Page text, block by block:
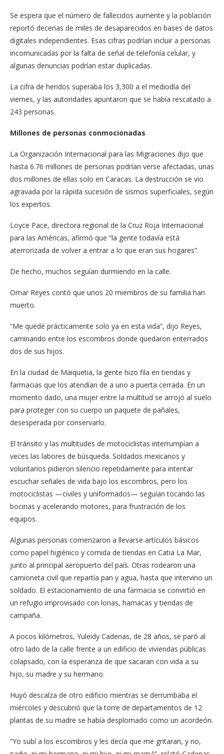
Se espera que el número de fallecidos aumente y la población
reportó decenas de miles de desaparecidos en bases de datos
digitales independientes. Esas cifras podrían incluir a personas
incomunicadas por la falta de señal de telefonía celular, y
algunas denuncias podrían estar duplicadas.
La cifra de heridos superaba los 3,300 a el mediodía del
viernes, y las autoridades apuntaron que se había rescatado a
243 personas.
Millones de personas conmocionadas
La Organización Internacional para las Migraciones dijo que
hasta 6.76 millones de personas podrían verse afectadas, unas
dos millones de ellas solo en Caracas. La destrucción se vio
agravada por la rápida sucesión de sismos superficiales, según
los expertos.
Loyce Pace, directora regional de la Cruz Roja Internacional
para las Américas, afirmó que “la gente todavía está
aterrorizada de volver a entrar a lo que eran sus hogares”.
De hecho, muchos seguían durmiendo en la calle.
Omar Reyes contó que unos 20 miembros de su familia han
muerto.
“Me quedé prácticamente solo ya en esta vida”, dijo Reyes,
caminando entre los escombros donde quedaron enterrados
dos de sus hijos.
En la ciudad de Maiquetia, la gente hizo fila en tiendas y
farmacias que los atendían de a uno a puerta cerrada. En un
momento dado, una mujer entre la multitud se arrojó al suelo
para proteger con su cuerpo un paquete de pañales,
desesperada por conservarlo.
El tránsito y las multitudes de motociclistas interrumpían a
veces las labores de búsqueda. Soldados mexicanos y
voluntarios pidieron silencio repetidamente para intentar
escuchar señales de vida bajo los escombros, pero los
motociclistas —civiles y uniformados— seguían tocando las
bocinas y acelerando motores, para frustración de los
equipos.
Algunas personas comenzaron a llevarse artículos básicos
como papel higiénico y comida de tiendas en Catia La Mar,
junto al principal aeropuerto del país. Otras rodearon una
camioneta civil que repartía pan y agua, hasta que intervino un
soldado. El estacionamiento de una farmacia se convirtió en
un refugio improvisado con lonas, hamacas y tiendas de
campaña.
A pocos kilómetros, Yuleidy Cadenas, de 28 años, se paró al
otro lado de la calle frente a un edificio de viviendas públicas
colapsado, con la esperanza de que sacaran con vida a su
hijo, su madre y su hermano.
Huyó descalza de otro edificio mientras se derrumbaba el
miércoles y descubrió que la torre de departamentos de 12
plantas de su madre se había desplomado como un acordeón.
“Yo subí a los escombros y les decía que me gritaran, y no,